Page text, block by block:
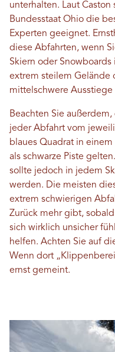
unterhalten. Laut
Bundesstaat Ohio die
Experten geeignet.
diese Abfahrten, wenn
Skiern oder
extrem steilem Gelände
mittelschwere Ausstiege
Beachten Sie
jeder Abfahrt vom
blaues Quadrat in
als schwarze Piste
sollte jedoch in jedem
werden. Die meisten
extrem schwierigen
Zurück mehr gibt,
sich wirklich unsicher
helfen. Achten Sie auf
Wenn dort
ernst gemeint.